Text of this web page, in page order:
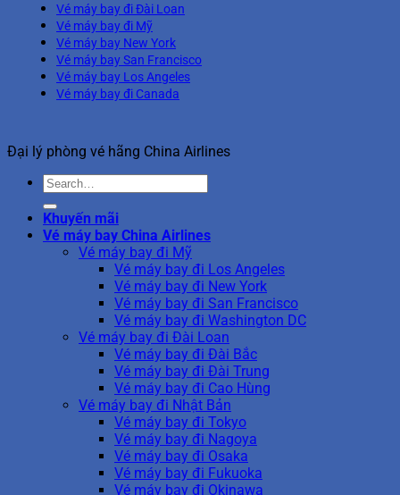
Vé máy bay đi Đài Loan
Vé máy bay đi Mỹ
Vé máy bay New York
Vé máy bay San Francisco
Vé máy bay Los Angeles
Vé máy bay đi Canada
Đại lý phòng vé hãng China Airlines
Khuyến mãi
Vé máy bay China Airlines
Vé máy bay đi Mỹ
Vé máy bay đi Los Angeles
Vé máy bay đi New York
Vé máy bay đi San Francisco
Vé máy bay đi Washington DC
Vé máy bay đi Đài Loan
Vé máy bay đi Đài Bắc
Vé máy bay đi Đài Trung
Vé máy bay đi Cao Hùng
Vé máy bay đi Nhật Bản
Vé máy bay đi Tokyo
Vé máy bay đi Nagoya
Vé máy bay đi Osaka
Vé máy bay đi Fukuoka
Vé máy bay đi Okinawa